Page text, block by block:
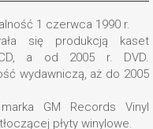
1 czerwca 1990 r.
się produkcją kaset
a od 2005 r. DVD.
wydawniczą, aż do 2005
GM Records Vinyl
płyty winylowe.